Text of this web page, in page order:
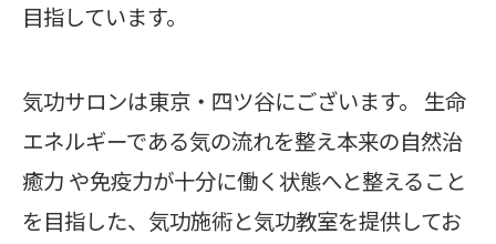
目指しています。
気功サロンは東京・四ツ谷にございます。 生命
エネルギーである気の流れを整え本来の自然治
癒力 や免疫力が十分に働く状態へと整えること
を目指した、気功施術と気功教室を提供してお